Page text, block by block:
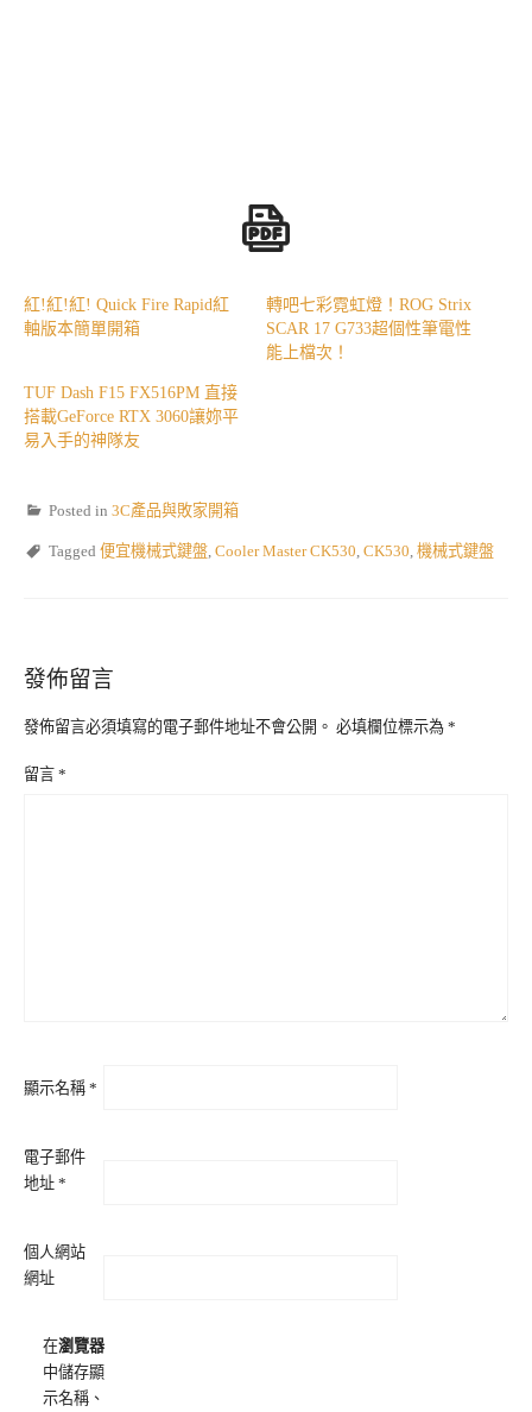
紅!紅!紅! Quick Fire Rapid紅
軸版本簡單開箱
轉吧七彩霓虹燈！ROG Strix
SCAR 17 G733超個性筆電性
能上檔次！
TUF Dash F15 FX516PM 直接
搭載GeForce RTX 3060讓妳平
易入手的神隊友
Posted in 3C產品與敗家開箱
Tagged 便宜機械式鍵盤 Cooler Master CK530 CK530 機械式鍵盤
發佈留言
發佈留言必須填寫的電子郵件地址不會公開。 必填欄位標示為 *
留言 *
顯示名稱 *
電子郵件
地址 *
個人網站
網址
在瀏覽器
中儲存顯
示名稱、